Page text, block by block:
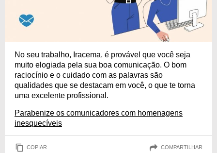
No seu trabalho, Iracema, é provável que você seja
muito elogiada pela sua boa comunicação. O bom
raciocínio e o cuidado com as palavras são
qualidades que se destacam em você, o que te torna
uma excelente profissional.
Parabenize os comunicadores com homenagens
inesquecíveis
COPIAR COMPARTILHAR